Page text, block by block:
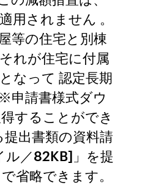
用されません 。
等の住宅と別棟
れが住宅に付属
なって 認定長期
申請書様式ダウ
することができ
出書類の資料請
ル／82KB]」を提
省略できます。